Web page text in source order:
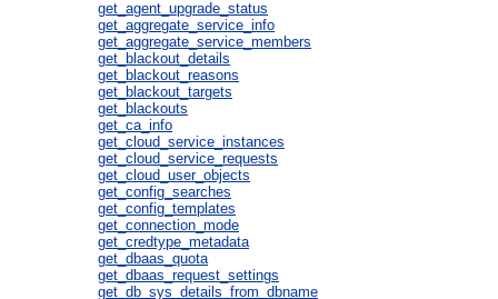
get_agent_upgrade_status
get_aggregate_service_info
get_aggregate_service_members
get_blackout_details
get_blackout_reasons
get_blackout_targets
get_blackouts
get_ca_info
get_cloud_service_instances
get_cloud_service_requests
get_cloud_user_objects
get_config_searches
get_config_templates
get_connection_mode
get_credtype_metadata
get_dbaas_quota
get_dbaas_request_settings
get_db_sys_details_from_dbname